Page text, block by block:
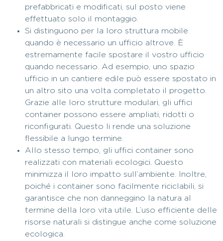
prefabbricati e modificati, sul posto viene
effettuato solo il montaggio.
Si distinguono per la loro struttura mobile
quando è necessario un ufficio altrove. È
estremamente facile spostare il vostro ufficio
quando necessario. Ad esempio, uno spazio
ufficio in un cantiere edile può essere spostato in
un altro sito una volta completato il progetto.
Grazie alle loro strutture modulari, gli uffici
container possono essere ampliati, ridotti o
riconfigurati. Questo li rende una soluzione
flessibile a lungo termine.
Allo stesso tempo, gli uffici container sono
realizzati con materiali ecologici. Questo
minimizza il loro impatto sull’ambiente. Inoltre,
poiché i container sono facilmente riciclabili, si
garantisce che non danneggino la natura al
termine della loro vita utile. L’uso efficiente delle
risorse naturali si distingue anche come soluzione
ecologica.